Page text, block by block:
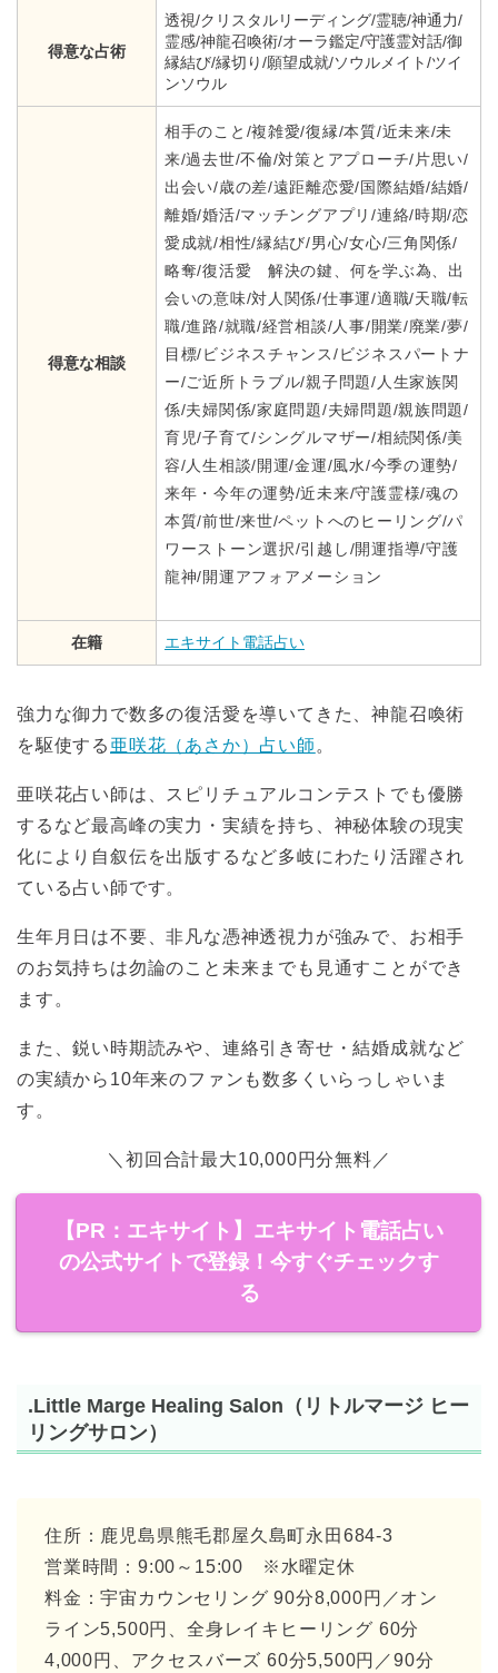
得意な占術
透視/クリスタルリーディング/霊聴/神通力/
霊感/神龍召喚術/オーラ鑑定/守護霊対話/御
縁結び/縁切り/願望成就/ソウルメイト/ツイ
ンソウル
得意な相談
相手のこと/複雑愛/復縁/本質/近未来/未
来/過去世/不倫/対策とアプローチ/片思い/
出会い/歳の差/遠距離恋愛/国際結婚/結婚/
離婚/婚活/マッチングアプリ/連絡/時期/恋
愛成就/相性/縁結び/男心/女心/三角関係/
略奪/復活愛 解決の鍵、何を学ぶ為、出
会いの意味/対人関係/仕事運/適職/天職/転
職/進路/就職/経営相談/人事/開業/廃業/夢/
目標/ビジネスチャンス/ビジネスパートナ
ー/ご近所トラブル/親子問題/人生家族関
係/夫婦関係/家庭問題/夫婦問題/親族問題/
育児/子育て/シングルマザー/相続関係/美
容/人生相談/開運/金運/風水/今季の運勢/
来年・今年の運勢/近未来/守護霊様/魂の
本質/前世/来世/ペットへのヒーリング/パ
ワーストーン選択/引越し/開運指導/守護
龍神/開運アフォアメーション
在籍 エキサイト電話占い
強力な御力で数多の復活愛を導いてきた、神龍召喚術
を駆使する 亜咲花（あさか）占い師 。
亜咲花占い師は、スピリチュアルコンテストでも優勝
するなど最高峰の実力・実績を持ち、神秘体験の現実
化により自叙伝を出版するなど多岐にわたり活躍され
ている占い師です。
生年月日は不要、非凡な憑神透視力が強みで、お相手
のお気持ちは勿論のこと未来までも見通すことができ
ます。
また、鋭い時期読みや、連絡引き寄せ・結婚成就など
の実績から10年来のファンも数多くいらっしゃいま
す。
＼初回合計最大10,000円分無料／
【PR：エキサイト】エキサイト電話占い
の公式サイトで登録！今すぐチェックす
る
.Little Marge Healing Salon（リトルマージ ヒー
リングサロン）
住所：鹿児島県熊毛郡屋久島町永田684-3
営業時間：9:00～15:00 ※水曜定休
料金：宇宙カウンセリング 90分8,000円／オン
ライン5,500円、全身レイキヒーリング 60分
4,000円、アクセスバーズ 60分5,500円／90分